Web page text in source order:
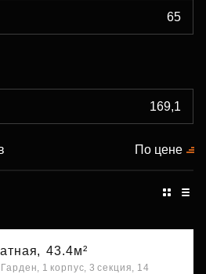
По цене
43.4м²
1 корпус, 3 секция, 14